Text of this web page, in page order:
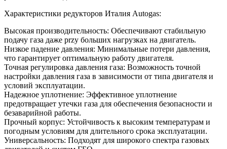
Характеристики редукторов Италия Autogas:
Высокая производительность: Обеспечивают стабильную
подачу газа даже przy больших нагрузках на двигатель.
Низкое падение давления: Минимальные потери давления,
что гарантирует оптимальную работу двигателя.
Точная регулировка давления газа: Возможность точной
настройки давления газа в зависимости от типа двигателя и
условий эксплуатации.
Надежное уплотнение: Эффективное уплотнение
предотвращает утечки газа для обеспечения безопасности и
безаварийной работы.
Прочный корпус: Устойчивость к высоким температурам и
погодным условиям для длительного срока эксплуатации.
Универсальность: Подходят для широкого спектра газовых